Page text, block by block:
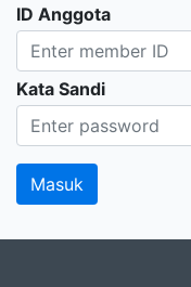
ID Anggota
Kata Sandi